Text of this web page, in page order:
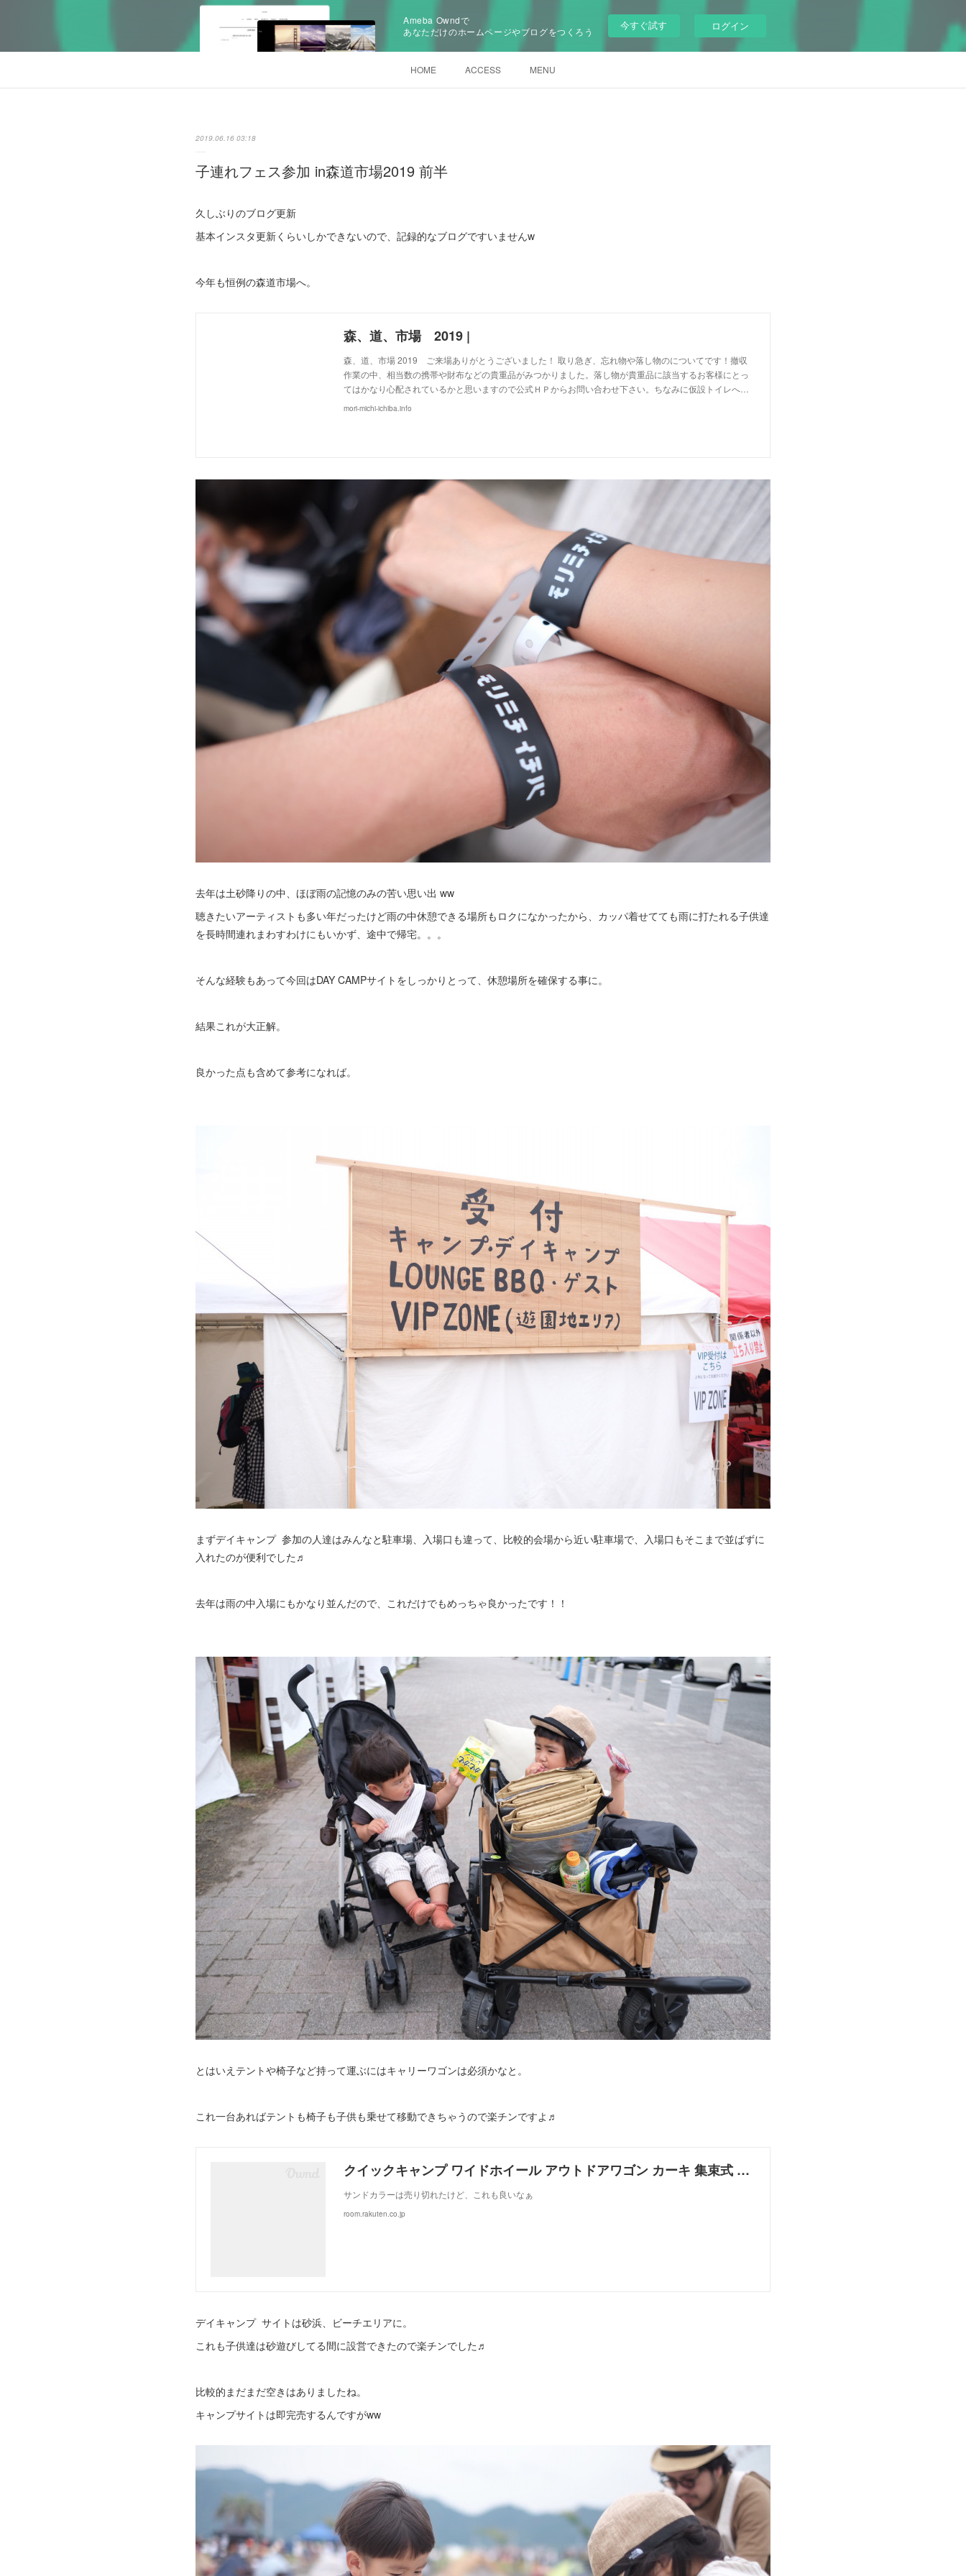
Ameba Owndで
あなただけのホームページやブログをつくろう
今すぐ試す ログイン
HOME ACCESS MENU
2019.06.16 03:18
子連れフェス参加 in森道市場2019 前半
久しぶりのブログ更新
基本インスタ更新くらいしかできないので、記録的なブログですいませんw
今年も恒例の森道市場へ。
森、道、市場 2019 |
森、道、市場 2019 ご来場ありがとうございました！ 取り急ぎ、忘れ物や落し物のについてです！撤収
作業の中、相当数の携帯や財布などの貴重品がみつかりました。落し物が貴重品に該当するお客様にとっ
てはかなり心配されているかと思いますので公式ＨＰからお問い合わせ下さい。ちなみに仮設トイレへ…
mori-michi-ichiba.info
去年は土砂降りの中、ほぼ雨の記憶のみの苦い思い出 ww
聴きたいアーティストも多い年だったけど雨の中休憩できる場所もロクになかったから、カッパ着せてても雨に打たれる子供達
を長時間連れまわすわけにもいかず、途中で帰宅。。。
そんな経験もあって今回はDAY CAMPサイトをしっかりとって、休憩場所を確保する事に。
結果これが大正解。
良かった点も含めて参考になれば。
まずデイキャンプ 参加の人達はみんなと駐車場、入場口も違って、比較的会場から近い駐車場で、入場口もそこまで並ばずに
入れたのが便利でした♬
去年は雨の中入場にもかなり並んだので、これだけでもめっちゃ良かったです！！
とはいえテントや椅子など持って運ぶにはキャリーワゴンは必須かなと。
これ一台あればテントも椅子も子供も乗せて移動できちゃうので楽チンですよ♬
クイックキャンプ ワイドホイール アウトドアワゴン カーキ 集束式 キャリーワゴン QC-CW90｜ROOM - 欲しい! に出会える。
サンドカラーは売り切れたけど、これも良いなぁ
room.rakuten.co.jp
デイキャンプ サイトは砂浜、ビーチエリアに。
これも子供達は砂遊びしてる間に設営できたので楽チンでした♬
比較的まだまだ空きはありましたね。
キャンプサイトは即完売するんですがww